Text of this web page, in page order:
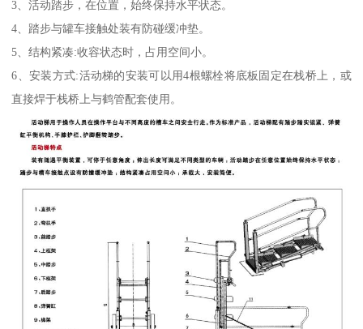
3、活动踏步，在位置，始终保持水平状态。
4、踏步与罐车接触处装有防碰缓冲垫。
5、结构紧凑:收容状态时，占用空间小。
6、安装方式:活动梯的安装可以用4根螺栓将底板固定在栈桥上，或
直接焊于栈桥上与鹤管配套使用。